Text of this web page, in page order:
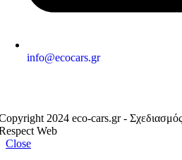
info@ecocars.gr
2024 eco-cars.gr -
Web
Close